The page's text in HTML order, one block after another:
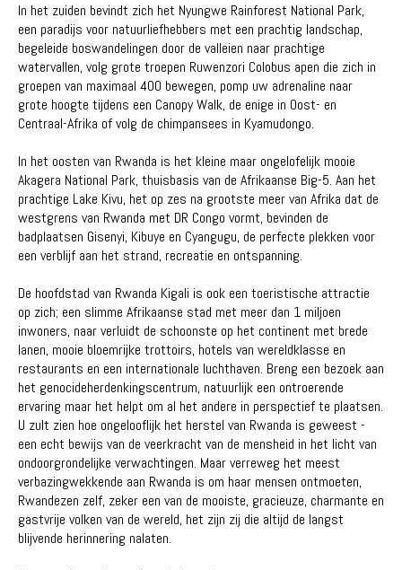
In het zuiden bevindt zich het Nyungwe Rainforest National Park,
een paradijs voor natuurliefhebbers met een prachtig landschap,
begeleide boswandelingen door de valleien naar prachtige
watervallen, volg grote troepen Ruwenzori Colobus apen die zich in
groepen van maximaal 400 bewegen, pomp uw adrenaline naar
grote hoogte tijdens een Canopy Walk, de enige in Oost- en
Centraal-Afrika of volg de chimpansees in Kyamudongo.
In het oosten van Rwanda is het kleine maar ongelofelijk mooie
Akagera National Park, thuisbasis van de Afrikaanse Big-5. Aan het
prachtige Lake Kivu, het op zes na grootste meer van Afrika dat de
westgrens van Rwanda met DR Congo vormt, bevinden de
badplaatsen Gisenyi, Kibuye en Cyangugu, de perfecte plekken voor
een verblijf aan het strand, recreatie en ontspanning.
De hoofdstad van Rwanda Kigali is ook een toeristische attractie
op zich; een slimme Afrikaanse stad met meer dan 1 miljoen
inwoners, naar verluidt de schoonste op het continent met brede
lanen, mooie bloemrijke trottoirs, hotels van wereldklasse en
restaurants en een internationale luchthaven. Breng een bezoek aan
het genocideherdenkingscentrum, natuurlijk een ontroerende
ervaring maar het helpt om al het andere in perspectief te plaatsen.
U zult zien hoe ongelooflijk het herstel van Rwanda is geweest -
een echt bewijs van de veerkracht van de mensheid in het licht van
ondoorgrondelijke verwachtingen. Maar verreweg het meest
verbazingwekkende aan Rwanda is om haar mensen ontmoeten,
Rwandezen zelf, zeker een van de mooiste, gracieuze, charmante en
gastvrije volken van de wereld, het zijn zij die altijd de langst
blijvende herinnering nalaten.